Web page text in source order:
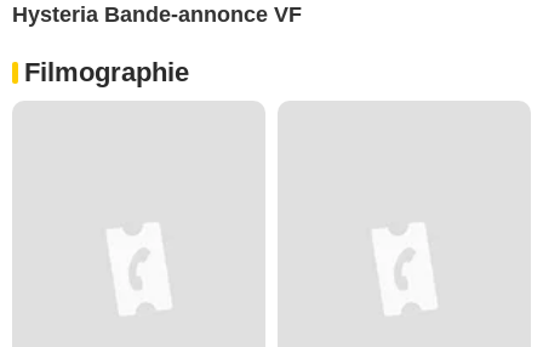
Hysteria Bande-annonce VF
Filmographie